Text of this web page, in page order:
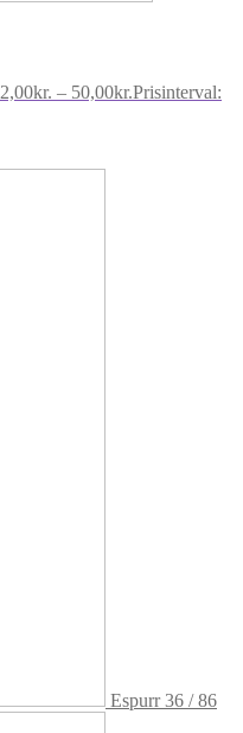
2,00kr. – 50,00kr.Prisinterval:
Espurr 36 / 86